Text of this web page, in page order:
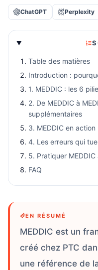
ChatGPT
Perplexity
Table des matières
Introduction :
1. MEDDIC : les 6
2. De MEDDIC à
supplémentaires
3. MEDDIC en
4. Les erreurs qui
5. Pratiquer
FAQ
EN RÉSUMÉ
MEDDIC est un
créé chez PTC
une référence de